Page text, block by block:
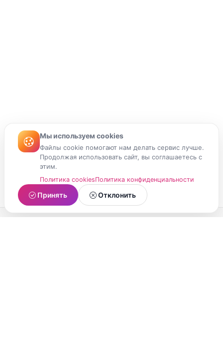
Мы используем cookies
Файлы cookie помогают нам делать сервис лучше.
Продолжая использовать сайт, вы соглашаетесь с
этим.
Политика cookiesПолитика конфиденциальности
Принять Отклонить